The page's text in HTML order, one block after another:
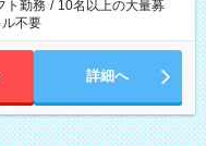
ト勤務 / 10名以上の大量募
不要
詳細へ